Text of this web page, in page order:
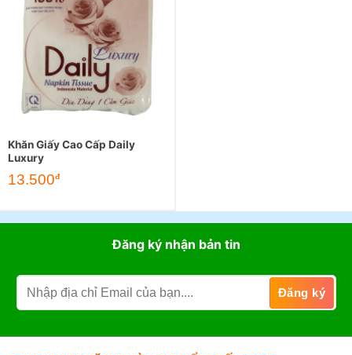
Khăn Giấy Cao Cấp Daily
Luxury
13.500đ
Đăng ký nhận bản tin